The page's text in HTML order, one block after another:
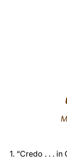
1. “Credo . . .